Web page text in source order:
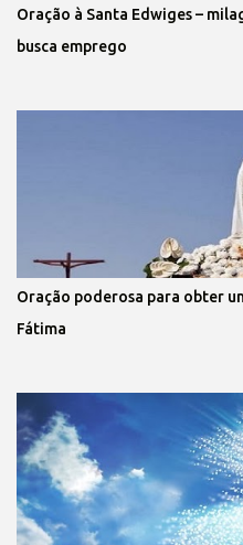
Oração à Santa Edwiges –
busca emprego
Oração poderosa para obter
Fátima